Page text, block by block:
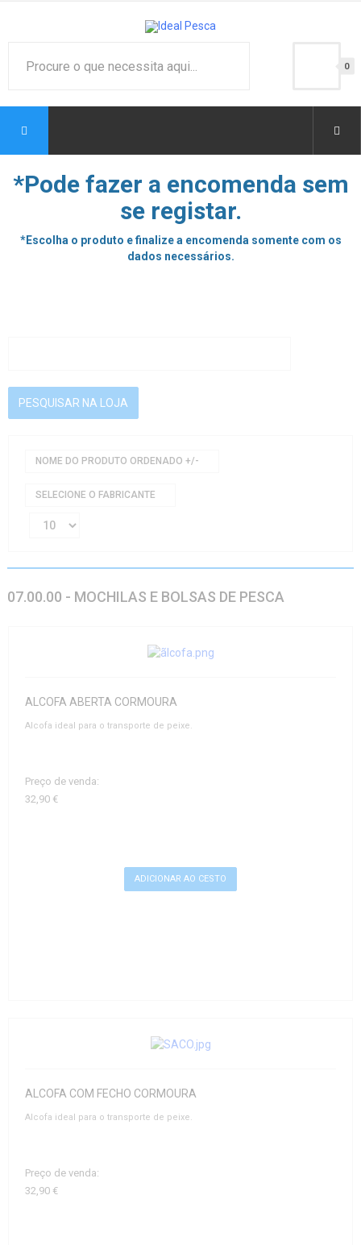
0
*Pode fazer a encomenda sem
se registar.
*Escolha o produto e finalize a encomenda somente com os
dados necessários.
NOME DO PRODUTO ORDENADO +/-
SELECIONE O FABRICANTE
07.00.00 - MOCHILAS E BOLSAS DE PESCA
ALCOFA ABERTA CORMOURA
Alcofa ideal para o transporte de peixe.
Preço de venda:
32,90 €
ALCOFA COM FECHO CORMOURA
Alcofa ideal para o transporte de peixe.
Preço de venda:
32,90 €